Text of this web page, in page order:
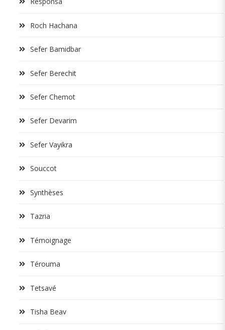
Roch Hachana
Sefer Bamidbar
Sefer Berechit
Sefer Chemot
Sefer Devarim
Sefer Vayikra
Souccot
Synthèses
Tazria
Témoignage
Térouma
Tetsavé
Tisha Beav